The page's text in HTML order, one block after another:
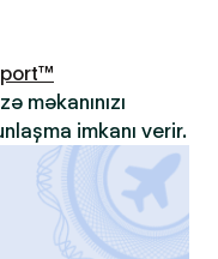
məkanınızı
imkanı verir.